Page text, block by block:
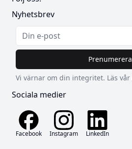
Nyhetsbrev
Prenumerera
Vi värnar om din integritet. Läs vår
Sociala medier
Facebook Instagram LinkedIn